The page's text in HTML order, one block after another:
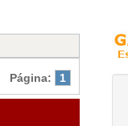
Página: 1